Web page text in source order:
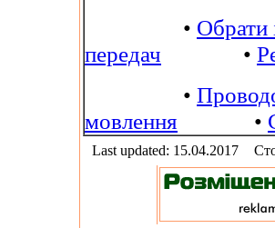
• Обрати
передач •
•
мовлення •
Last updated: 15.04.2017